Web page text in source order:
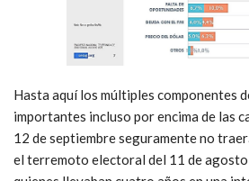
Hasta aquí los múltiples componentes
importantes incluso por encima de las
12 de septiembre seguramente no
el terremoto electoral del 11 de agosto